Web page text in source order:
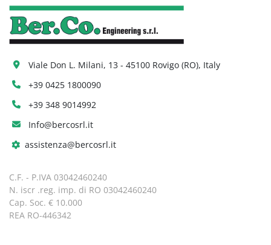
Viale Don L. Milani, 13 - 45100 Rovigo (RO), Italy
+39 0425 1800090
+39 348 9014992
Info@bercosrl.it
assistenza@bercosrl.it
C.F. - P.IVA 03042460240
N. iscr .reg. imp. di RO 03042460240
Cap. Soc. € 10.000
REA RO-446342